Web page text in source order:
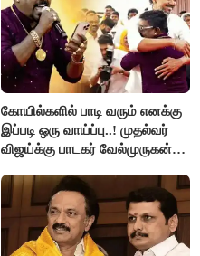
கோயில்களில் பாடி வரும் எனக்கு
இப்படி ஒரு வாய்ப்பு..! முதல்வர்
விஜய்க்கு பாடகர் வேல்முருகன்